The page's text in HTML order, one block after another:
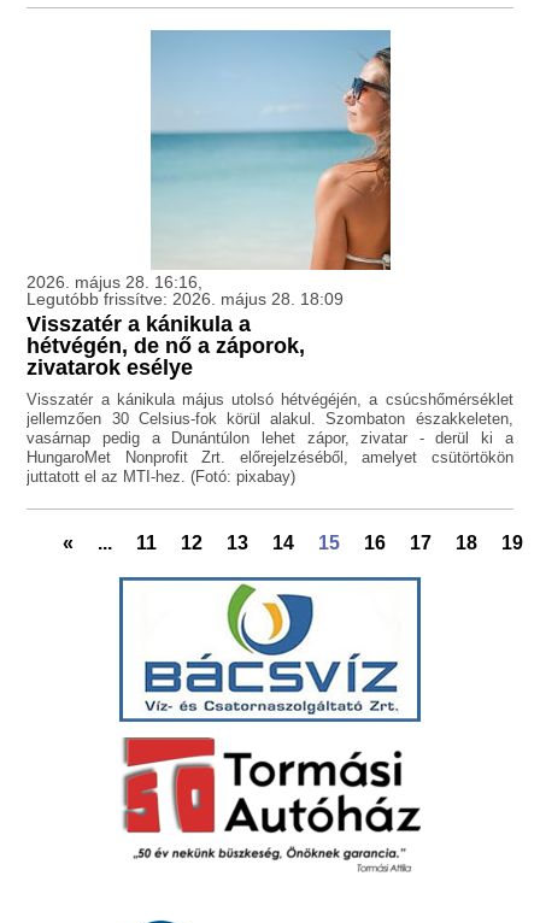
2026. május 28. 16:16,
Legutóbb frissítve: 2026. május 28. 18:09
Visszatér a kánikula a
hétvégén, de nő a záporok,
zivatarok esélye
Visszatér a kánikula május utolsó hétvégéjén, a csúcshőmérséklet
jellemzően 30 Celsius-fok körül alakul. Szombaton északkeleten,
vasárnap pedig a Dunántúlon lehet zápor, zivatar - derül ki a
HungaroMet Nonprofit Zrt. előrejelzéséből, amelyet csütörtökön
juttatott el az MTI-hez. (Fotó: pixabay)
« ... 11 12 13 14 15 16 17 18 19